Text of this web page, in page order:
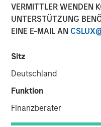
VERMITTLER WENDEN
UNTERSTÜTZUNG
EINE E-MAIL AN
Sitz
Deutschland
Funktion
Finanzberater
See below for
International Equity Team